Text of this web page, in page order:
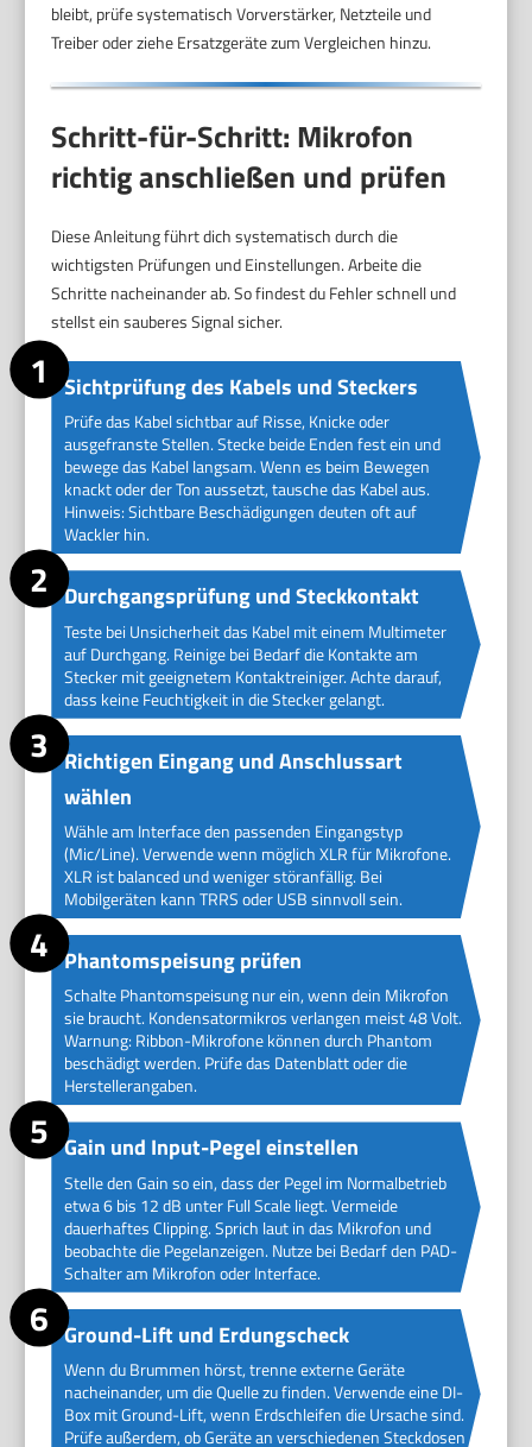
bleibt, prüfe systematisch Vorverstärker, Netzteile und
Treiber oder ziehe Ersatzgeräte zum Vergleichen hinzu.
Schritt-für-Schritt: Mikrofon
richtig anschließen und prüfen
Diese Anleitung führt dich systematisch durch die
wichtigsten Prüfungen und Einstellungen. Arbeite die
Schritte nacheinander ab. So findest du Fehler schnell und
stellst ein sauberes Signal sicher.
Sichtprüfung des Kabels und Steckers
Prüfe das Kabel sichtbar auf Risse, Knicke oder
ausgefranste Stellen. Stecke beide Enden fest ein und
bewege das Kabel langsam. Wenn es beim Bewegen
knackt oder der Ton aussetzt, tausche das Kabel aus.
Hinweis: Sichtbare Beschädigungen deuten oft auf
Wackler hin.
Durchgangsprüfung und Steckkontakt
Teste bei Unsicherheit das Kabel mit einem Multimeter
auf Durchgang. Reinige bei Bedarf die Kontakte am
Stecker mit geeignetem Kontaktreiniger. Achte darauf,
dass keine Feuchtigkeit in die Stecker gelangt.
Richtigen Eingang und Anschlussart
wählen
Wähle am Interface den passenden Eingangstyp
(Mic/Line). Verwende wenn möglich XLR für Mikrofone.
XLR ist balanced und weniger störanfällig. Bei
Mobilgeräten kann TRRS oder USB sinnvoll sein.
Phantomspeisung prüfen
Schalte Phantomspeisung nur ein, wenn dein Mikrofon
sie braucht. Kondensatormikros verlangen meist 48 Volt.
Warnung: Ribbon-Mikrofone können durch Phantom
beschädigt werden. Prüfe das Datenblatt oder die
Herstellerangaben.
Gain und Input-Pegel einstellen
Stelle den Gain so ein, dass der Pegel im Normalbetrieb
etwa 6 bis 12 dB unter Full Scale liegt. Vermeide
dauerhaftes Clipping. Sprich laut in das Mikrofon und
beobachte die Pegelanzeigen. Nutze bei Bedarf den PAD-
Schalter am Mikrofon oder Interface.
Ground-Lift und Erdungscheck
Wenn du Brummen hörst, trenne externe Geräte
nacheinander, um die Quelle zu finden. Verwende eine DI-
Box mit Ground-Lift, wenn Erdschleifen die Ursache sind.
Prüfe außerdem, ob Geräte an verschiedenen Steckdosen